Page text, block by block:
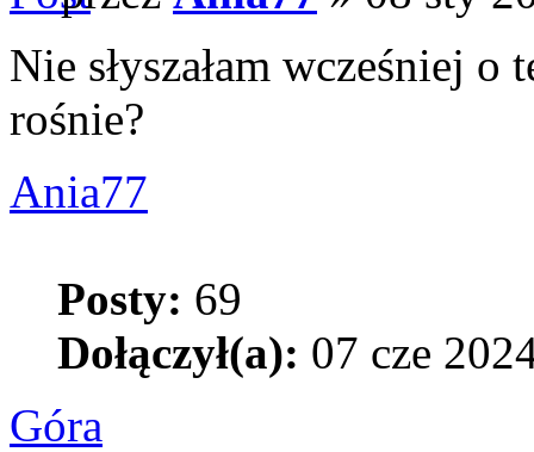
Nie słyszałam wcześniej
rośnie?
Ania77
Posty: 69
Dołączył(a): 07 cze
Góra